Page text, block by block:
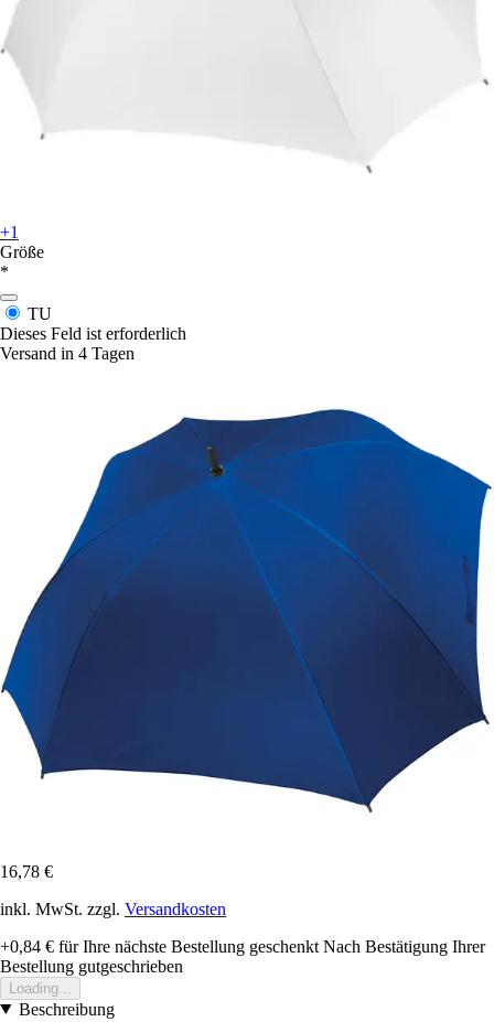
+1
Größe
*
TU
Dieses Feld ist erforderlich
Versand in 4 Tagen
16,78 €
inkl. MwSt. zzgl. Versandkosten
+0,84 € für Ihre nächste Bestellung geschenkt Nach Bestätigung Ihrer
Bestellung gutgeschrieben
Loading...
Beschreibung